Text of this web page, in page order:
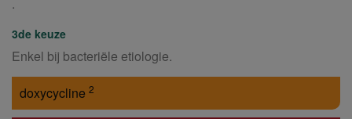
3de keuze
Enkel bij bacteriële etiologie.
doxycycline 2